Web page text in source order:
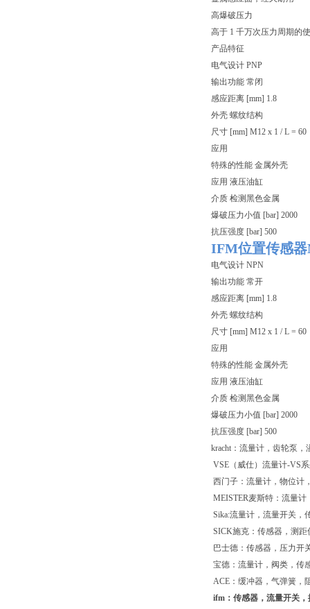
高爆破压力
高于 1 千万次压力周期的
产品特征
电气设计 PNP
输出功能 常闭
感应距离 [mm] 1.8
外壳 螺纹结构
尺寸 [mm] M12 x 1 / L = 60
应用
特殊的性能 金属外壳
应用 液压油缸
介质 检测黑色金属
爆破压力小值 [bar] 2000
抗压强度 [bar] 500
IFM位置传感
电气设计 NPN
输出功能 常开
感应距离 [mm] 1.8
外壳 螺纹结构
尺寸 [mm] M12 x 1 / L = 60
应用
特殊的性能 金属外壳
应用 液压油缸
介质 检测黑色金属
爆破压力小值 [bar] 2000
抗压强度 [bar] 500
kracht：流量计，齿轮泵，
VSE（威仕）流量计-VS
西门子：流量计，物位计
MEISTER麦斯特：流量计
Sika:流量计，流量开关，
SICK施克：传感器，测距
巴士德：传感器，压力开
宝德：流量计，阀类，传
ACE：缓冲器，气弹簧，
ifm：传感器，流量开关，